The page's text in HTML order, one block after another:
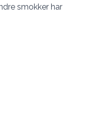
smokker har